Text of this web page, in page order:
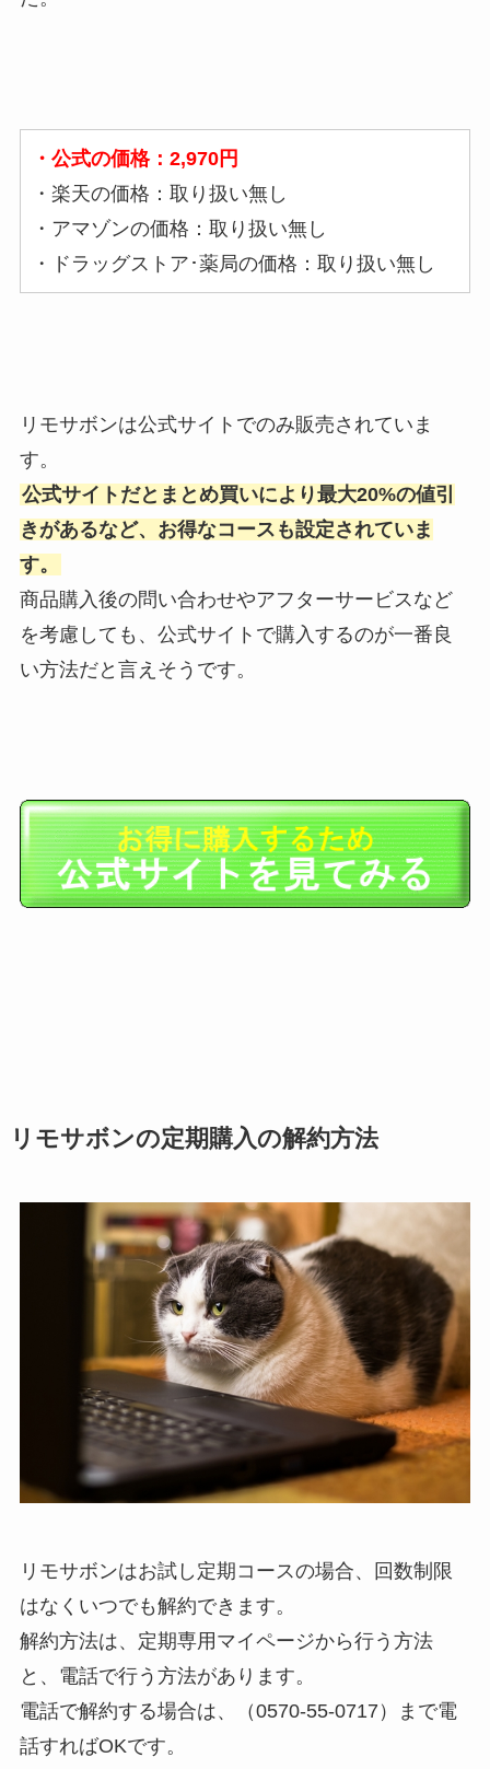
・公式の価格：2,970円
・楽天の価格：取り扱い無し
・アマゾンの価格：取り扱い無し
・ドラッグストア･薬局の価格：取り扱い無し
リモサボンは公式サイトでのみ販売されていま
す。
公式サイトだとまとめ買いにより最大20%の値引
きがあるなど、お得なコースも設定されていま
す。
商品購入後の問い合わせやアフターサービスなど
を考慮しても、公式サイトで購入するのが一番良
い方法だと言えそうです。
リモサボンの定期購入の解約方法
リモサボンはお試し定期コースの場合、回数制限
はなくいつでも解約できます。
解約方法は、定期専用マイページから行う方法
と、電話で行う方法があります。
電話で解約する場合は、（0570-55-0717）まで電
話すればOKです。